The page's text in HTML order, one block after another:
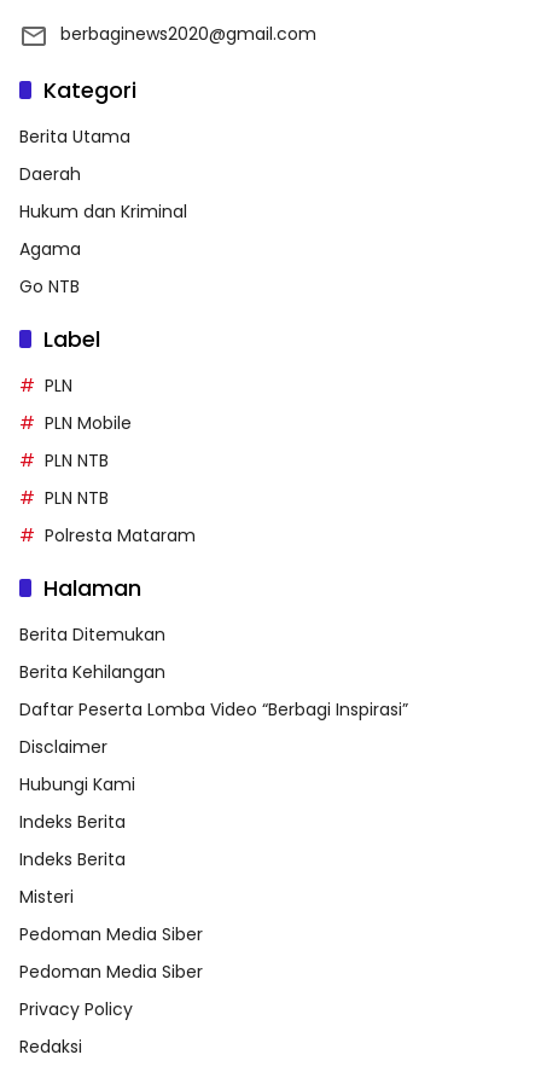
berbaginews2020@gmail.com
Kategori
Berita Utama
Daerah
Hukum dan Kriminal
Agama
Go NTB
Label
PLN
PLN Mobile
PLN NTB
PLN NTB
Polresta Mataram
Halaman
Berita Ditemukan
Berita Kehilangan
Daftar Peserta Lomba Video “Berbagi Inspirasi”
Disclaimer
Hubungi Kami
Indeks Berita
Indeks Berita
Misteri
Pedoman Media Siber
Pedoman Media Siber
Privacy Policy
Redaksi